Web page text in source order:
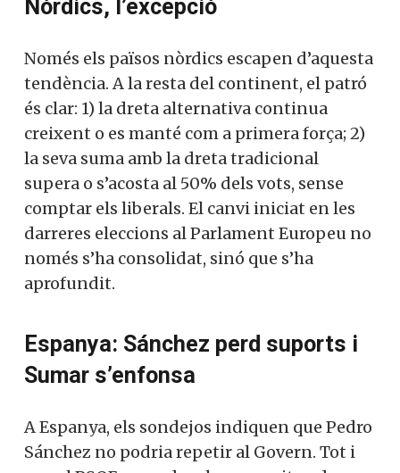
Nòrdics, l’excepció
Només els països nòrdics escapen
d’aquesta tendència. A la resta del
continent, el patró és clar: 1) la dreta
alternativa continua creixent o es manté
com a primera força; 2) la seva suma amb
la dreta tradicional supera o s’acosta al
50% dels vots, sense comptar els liberals.
El canvi iniciat en les darreres eleccions al
Parlament Europeu no només s’ha
consolidat, sinó que s’ha aprofundit.
Espanya: Sánchez perd suports i
Sumar s’enfonsa
A Espanya, els sondejos indiquen que
Pedro Sánchez no podria repetir al
Vols col·laborar a
Converses a Catalunya?
Et convidem a participar i
ser un
membre actiu de la nostra
comunitat.